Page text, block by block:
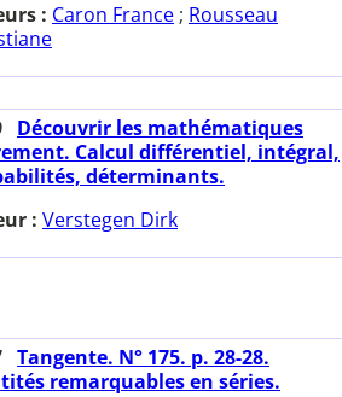
: Caron France ; Rousseau
Découvrir les mathématiques
Calcul différentiel, intégral,
déterminants.
: Verstegen Dirk
Tangente. N° 175. p. 28-28.
remarquables en séries.